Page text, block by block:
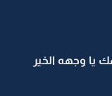
وجهه الخير